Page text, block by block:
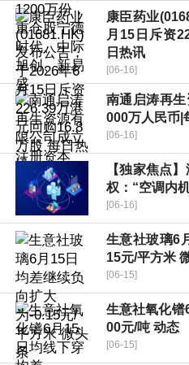
康臣药业
月15日斥资
日热讯
[06-16]
南通启涛再
000万人民币|
[06-16]
【独家焦点
权：“空调内
[06-16]
生意社玻璃6
15元/平方米
[06-15]
生意社氧化镨
00元/吨 动态
[06-15]